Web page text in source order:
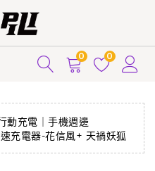
0 0
動充電｜手機週邊
充電器-花信風+ 天禍妖狐